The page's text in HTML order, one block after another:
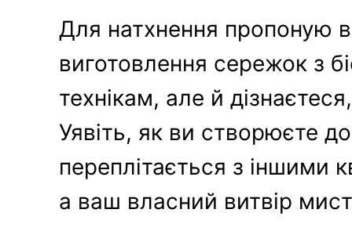
Для натхнення пропоную
виготовлення сережок з
технікам, але й
Уявіть, як ви створюєте
переплітається з іншими
а ваш власний витвір